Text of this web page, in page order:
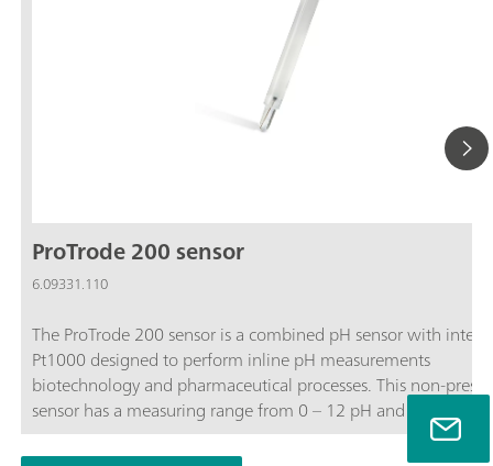
ProTrode 200 sensor
6.09331.110
The ProTrode 200 sensor is a combined pH sensor with
Pt1000 designed to perform inline pH measurements
biotechnology and pharmaceutical processes. This non-
sensor has a measuring range from 0 – 12 pH and because
unique sleeve diaphragm design, enables very accurate pH